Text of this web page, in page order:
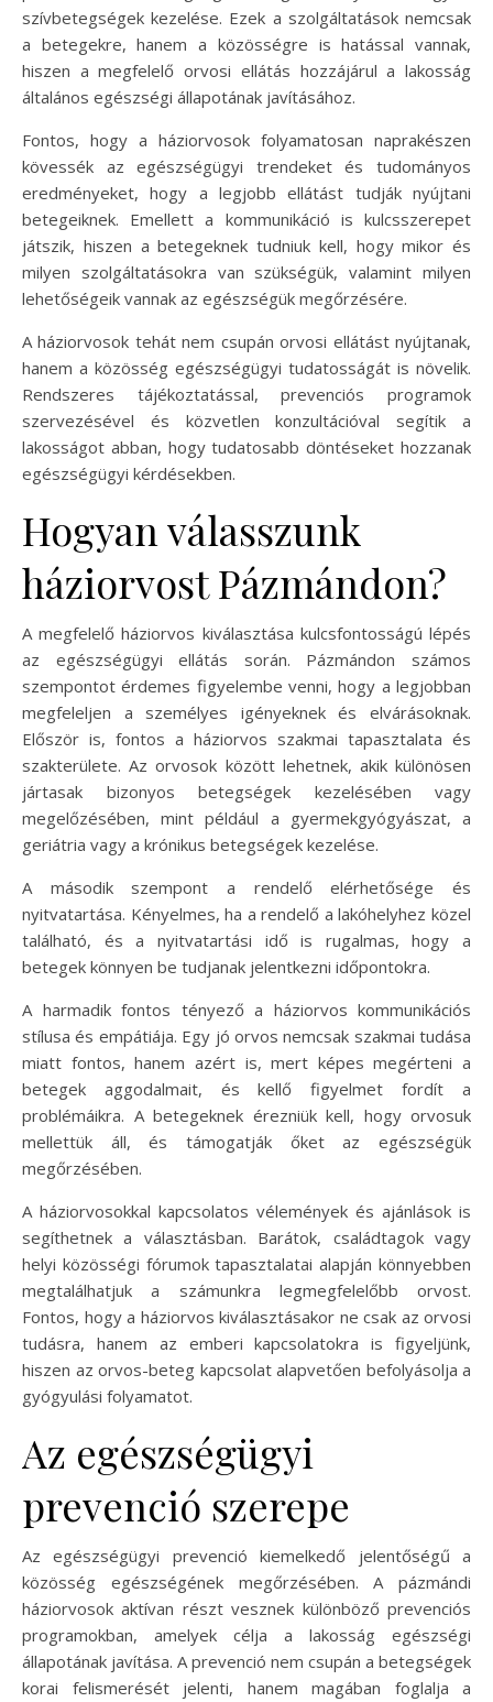
szívbetegségek kezelése. Ezek a szolgáltatások nemcsak
a betegekre, hanem a közösségre is hatással vannak,
hiszen a megfelelő orvosi ellátás hozzájárul a lakosság
általános egészségi állapotának javításához.
Fontos, hogy a háziorvosok folyamatosan naprakészen
kövessék az egészségügyi trendeket és tudományos
eredményeket, hogy a legjobb ellátást tudják nyújtani
betegeiknek. Emellett a kommunikáció is kulcsszerepet
játszik, hiszen a betegeknek tudniuk kell, hogy mikor és
milyen szolgáltatásokra van szükségük, valamint milyen
lehetőségeik vannak az egészségük megőrzésére.
A háziorvosok tehát nem csupán orvosi ellátást nyújtanak,
hanem a közösség egészségügyi tudatosságát is növelik.
Rendszeres tájékoztatással, prevenciós programok
szervezésével és közvetlen konzultációval segítik a
lakosságot abban, hogy tudatosabb döntéseket hozzanak
egészségügyi kérdésekben.
Hogyan válasszunk
háziorvost Pázmándon?
A megfelelő háziorvos kiválasztása kulcsfontosságú lépés
az egészségügyi ellátás során. Pázmándon számos
szempontot érdemes figyelembe venni, hogy a legjobban
megfeleljen a személyes igényeknek és elvárásoknak.
Először is, fontos a háziorvos szakmai tapasztalata és
szakterülete. Az orvosok között lehetnek, akik különösen
jártasak bizonyos betegségek kezelésében vagy
megelőzésében, mint például a gyermekgyógyászat, a
geriátria vagy a krónikus betegségek kezelése.
A második szempont a rendelő elérhetősége és
nyitvatartása. Kényelmes, ha a rendelő a lakóhelyhez közel
található, és a nyitvatartási idő is rugalmas, hogy a
betegek könnyen be tudjanak jelentkezni időpontokra.
A harmadik fontos tényező a háziorvos kommunikációs
stílusa és empátiája. Egy jó orvos nemcsak szakmai tudása
miatt fontos, hanem azért is, mert képes megérteni a
betegek aggodalmait, és kellő figyelmet fordít a
problémáikra. A betegeknek érezniük kell, hogy orvosuk
mellettük áll, és támogatják őket az egészségük
megőrzésében.
A háziorvosokkal kapcsolatos vélemények és ajánlások is
segíthetnek a választásban. Barátok, családtagok vagy
helyi közösségi fórumok tapasztalatai alapján könnyebben
megtalálhatjuk a számunkra legmegfelelőbb orvost.
Fontos, hogy a háziorvos kiválasztásakor ne csak az orvosi
tudásra, hanem az emberi kapcsolatokra is figyeljünk,
hiszen az orvos-beteg kapcsolat alapvetően befolyásolja a
gyógyulási folyamatot.
Az egészségügyi
prevenció szerepe
Az egészségügyi prevenció kiemelkedő jelentőségű a
közösség egészségének megőrzésében. A pázmándi
háziorvosok aktívan részt vesznek különböző prevenciós
programokban, amelyek célja a lakosság egészségi
állapotának javítása. A prevenció nem csupán a betegségek
korai felismerését jelenti, hanem magában foglalja a